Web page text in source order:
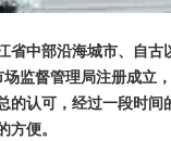
省中部沿海城市、自
监督管理局注册成立
的认可，经过一段时
便。